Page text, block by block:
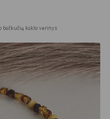
bačkučių kaklo vėrinys